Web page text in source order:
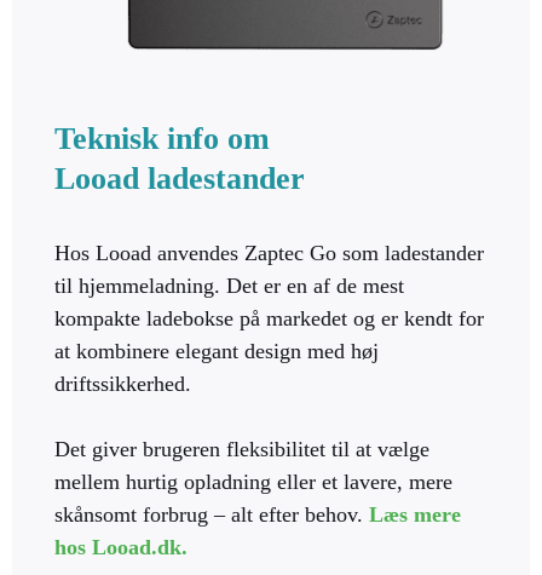
Teknisk info om
Looad ladestander
Hos Looad anvendes Zaptec Go som ladestander
til hjemmeladning. Det er en af de mest
kompakte ladebokse på markedet og er kendt for
at kombinere elegant design med høj
driftssikkerhed.
Det giver brugeren fleksibilitet til at vælge
mellem hurtig opladning eller et lavere, mere
skånsomt forbrug – alt efter behov. Læs mere
hos Looad.dk.